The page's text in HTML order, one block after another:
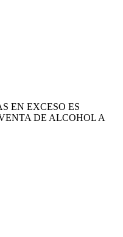
EN EXCESO ES
DE ALCOHOL A